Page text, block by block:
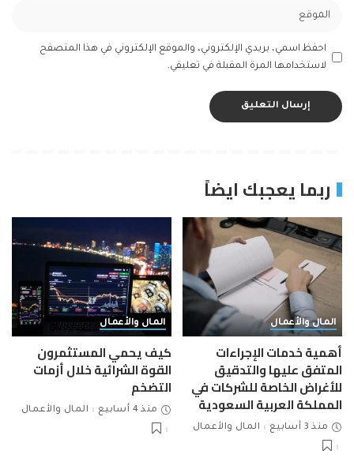
احفظ اسمي، بريدي الإلكتروني، والموقع الإلكتروني في هذا المتصفح
لاستخدامها المرة المقبلة في تعليقي.
ربما يعجبك ايضاً
المال والأعمال
أهمية خدمات الإجراءات
المتفق عليها والتدقيق
للأغراض الخاصة للشركات في
المملكة العربية السعودية
منذ 3 أسابيع المال والأعمال
المال والأعمال
كيف يحمي المستثمرون
القوة الشرائية خلال أزمات
التضخم
منذ 4 أسابيع المال والأعمال